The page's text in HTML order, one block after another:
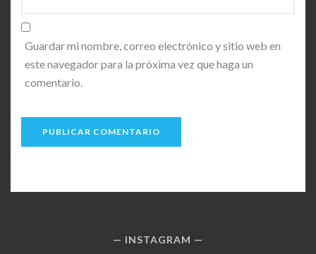
Guardar mi nombre, correo electrónico y sitio web en
este navegador para la próxima vez que haga un
comentario.
INSTAGRAM